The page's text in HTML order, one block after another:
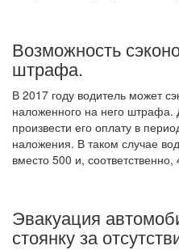
Возможность
штрафа.
В 2017 году водитель может
наложенного на него штрафа.
произвести его оплату в
наложения. В таком случае
вместо 500 и,
Эвакуация
стоянку за